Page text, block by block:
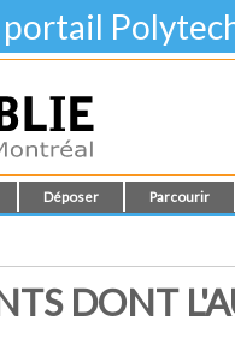
portail
Déposer Parcourir
DONT